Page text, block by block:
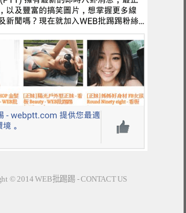
© 2014WEB批踢踢-CONTACT US